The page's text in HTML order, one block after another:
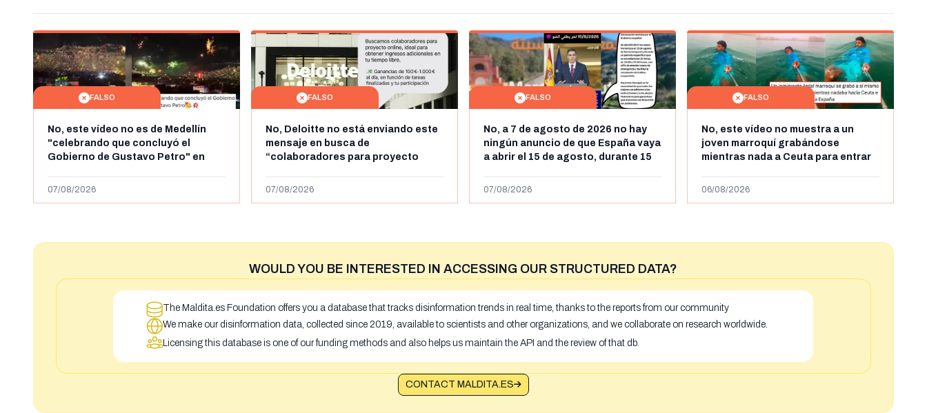
FALSO
No, este vídeo no es de Medellín
"celebrando que concluyó el
Gobierno de Gustavo Petro" en
de 2024
07/08/2026
FALSO
No, Deloitte no está enviando este
mensaje en busca de
“colaboradores para proyecto
1.000 euros al día: es un timo
07/08/2026
FALSO
No, a 7 de agosto de 2026 no hay
ningún anuncio de que España vaya
a abrir el 15 de agosto, durante 15
y Ceuta
07/08/2026
FALSO
No, este vídeo no muestra a un
joven marroquí grabándose
mientras nada a Ceuta para entrar
más de 450km de Ceuta y el autor lo
06/08/2026
WOULD YOU BE INTERESTED IN ACCESSING OUR STRUCTURED DATA?
The Maldita.es Foundation offers you a database that tracks disinformation trends in real time, thanks to the reports from our community
We make our disinformation data, collected since 2019, available to scientists and other organizations, and we collaborate on research worldwide.
Licensing this database is one of our funding methods and also helps us maintain the API and the review of that db.
CONTACT MALDITA.ES